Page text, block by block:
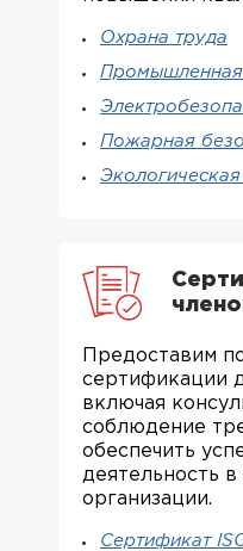
Охрана труда
Промышленная
Пожарная
Предоставим
сертификации
включая
соблюдение
обеспечить
деятельность
организации.
Сертификат